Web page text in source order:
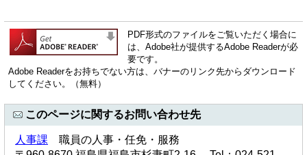
PDF形式のファイルをご覧いただく場合に
は、Adobe社が提供するAdobe Readerが必
要です。
Adobe Readerをお持ちでない方は、バナーのリンク先からダウンロード
してください。（無料）
このページに関するお問い合わせ先
人事課 職員の人事・任免・服務